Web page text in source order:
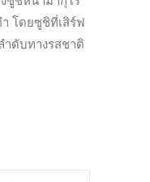
โดยซูชิที่เสิร์ฟ
ำดับทางรสชาติ